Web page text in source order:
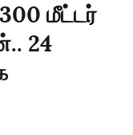
மீட்டர்
24